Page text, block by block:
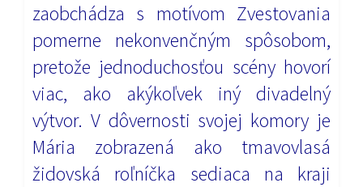
zaobchádza s motívom Zvestovania
pomerne nekonvenčným spôsobom,
pretože jednoduchosťou scény hovorí
viac, ako akýkoľvek iný divadelný
výtvor. V dôvernosti svojej komory je
Mária zobrazená ako tmavovlasá
židovská roľníčka sediaca na kraji